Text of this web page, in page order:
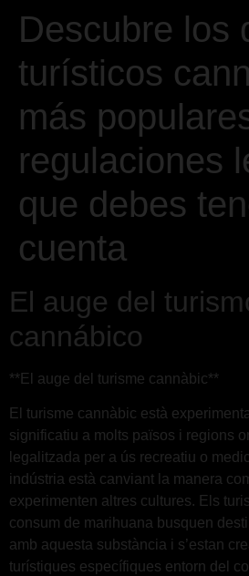
Descubre los
turísticos
más
regulaciones
que debes
cuenta
El auge del
cannábico
**El auge del turisme cannàbic**
El turisme cannàbic està
significatiu a molts països i regions
legalitzada per a ús recreatiu o
indústria està canviant la manera
experimenten altres cultures. Els
consum de marihuana busquen
amb aquesta substància i s’estan
turístiques específiques entorn del